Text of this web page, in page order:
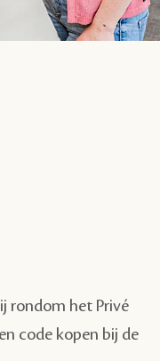
rondom het Privé
code kopen bij de